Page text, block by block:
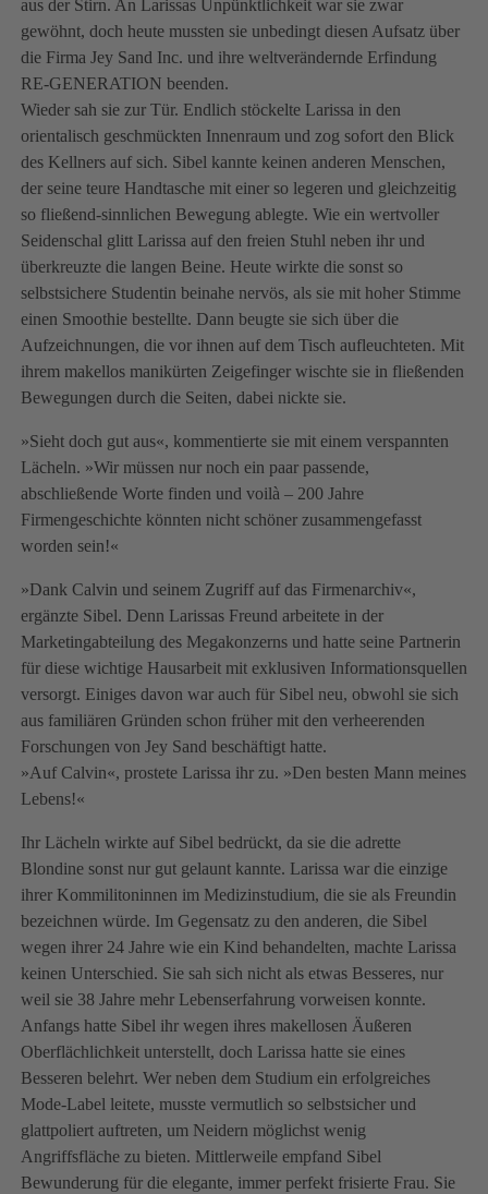
aus der Stirn. An Larissas Unpünktlichkeit war sie zwar
gewöhnt, doch heute mussten sie unbedingt diesen Aufsatz über
die Firma Jey Sand Inc. und ihre weltverändernde Erfindung
RE-GENERATION beenden.
Wieder sah sie zur Tür. Endlich stöckelte Larissa in den
orientalisch geschmückten Innenraum und zog sofort den Blick
des Kellners auf sich. Sibel kannte keinen anderen Menschen,
der seine teure Handtasche mit einer so legeren und gleichzeitig
so fließend-sinnlichen Bewegung ablegte. Wie ein wertvoller
Seidenschal glitt Larissa auf den freien Stuhl neben ihr und
überkreuzte die langen Beine. Heute wirkte die sonst so
selbstsichere Studentin beinahe nervös, als sie mit hoher Stimme
einen Smoothie bestellte. Dann beugte sie sich über die
Aufzeichnungen, die vor ihnen auf dem Tisch aufleuchteten. Mit
ihrem makellos manikürten Zeigefinger wischte sie in fließenden
Bewegungen durch die Seiten, dabei nickte sie.
»Sieht doch gut aus«, kommentierte sie mit einem verspannten
Lächeln. »Wir müssen nur noch ein paar passende,
abschließende Worte finden und voilà – 200 Jahre
Firmengeschichte könnten nicht schöner zusammengefasst
worden sein!«
»Dank Calvin und seinem Zugriff auf das Firmenarchiv«,
ergänzte Sibel. Denn Larissas Freund arbeitete in der
Marketingabteilung des Megakonzerns und hatte seine Partnerin
für diese wichtige Hausarbeit mit exklusiven Informationsquellen
versorgt. Einiges davon war auch für Sibel neu, obwohl sie sich
aus familiären Gründen schon früher mit den verheerenden
Forschungen von Jey Sand beschäftigt hatte.
»Auf Calvin«, prostete Larissa ihr zu. »Den besten Mann meines
Lebens!«
Ihr Lächeln wirkte auf Sibel bedrückt, da sie die adrette
Blondine sonst nur gut gelaunt kannte. Larissa war die einzige
ihrer Kommilitoninnen im Medizinstudium, die sie als Freundin
bezeichnen würde. Im Gegensatz zu den anderen, die Sibel
wegen ihrer 24 Jahre wie ein Kind behandelten, machte Larissa
keinen Unterschied. Sie sah sich nicht als etwas Besseres, nur
weil sie 38 Jahre mehr Lebenserfahrung vorweisen konnte.
Anfangs hatte Sibel ihr wegen ihres makellosen Äußeren
Oberflächlichkeit unterstellt, doch Larissa hatte sie eines
Besseren belehrt. Wer neben dem Studium ein erfolgreiches
Mode-Label leitete, musste vermutlich so selbstsicher und
glattpoliert auftreten, um Neidern möglichst wenig
Angriffsfläche zu bieten. Mittlerweile empfand Sibel
Bewunderung für die elegante, immer perfekt frisierte Frau. Sie